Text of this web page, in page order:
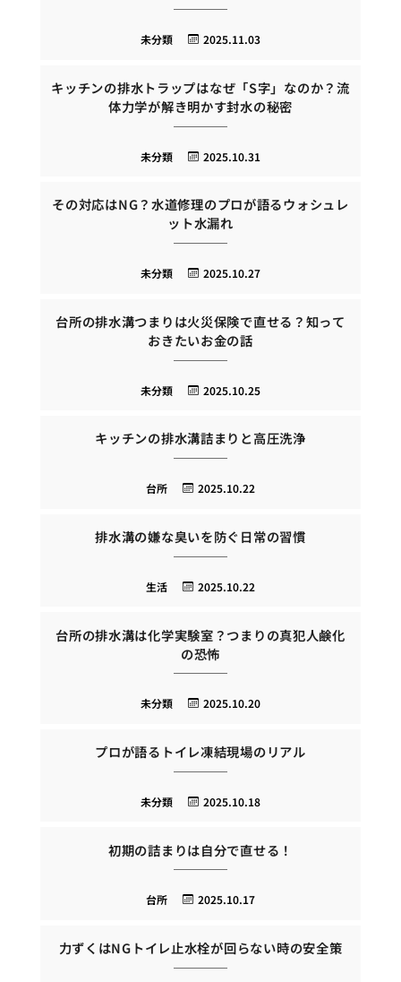
2025.11.03
未分類
キッチンの排水トラップはなぜ「S字」なのか？流
体力学が解き明かす封水の秘密
2025.10.31
未分類
その対応はNG？水道修理のプロが語るウォシュレ
ット水漏れ
2025.10.27
未分類
台所の排水溝つまりは火災保険で直せる？知って
おきたいお金の話
2025.10.25
未分類
キッチンの排水溝詰まりと高圧洗浄
2025.10.22
台所
排水溝の嫌な臭いを防ぐ日常の習慣
2025.10.22
生活
台所の排水溝は化学実験室？つまりの真犯人鹸化
の恐怖
2025.10.20
未分類
プロが語るトイレ凍結現場のリアル
2025.10.18
未分類
初期の詰まりは自分で直せる！
2025.10.17
台所
力ずくはNGトイレ止水栓が回らない時の安全策